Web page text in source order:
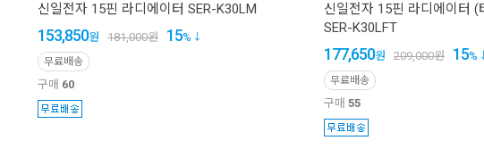
신일전자 15핀 라디에이터 SER-K30LM
153,850원 181,000원 15%
무료배송
구매 60
신일전자 15핀 라디에이터 (
SER-K30LFT
177,650원 209,000원 15%
무료배송
구매 55